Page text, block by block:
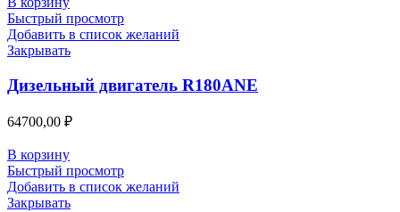
Быстрый просмотр
Добавить в список желаний
Закрывать
Дизельный двигатель R180ANE
64700,00 ₽
В корзину
Быстрый просмотр
Добавить в список желаний
Закрывать